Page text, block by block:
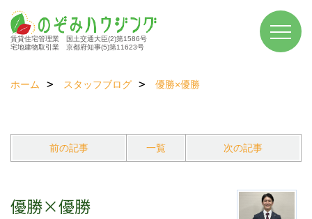
賃貸住宅管理業 国土交通大臣(2)第1586号
宅地建物取引業 京都府知事(5)第11623号
ホーム スタッフブログ 優勝×優勝
前の記事 一覧 次の記事
優勝×優勝